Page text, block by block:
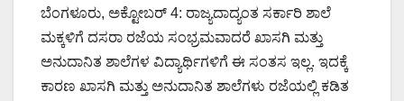
ಬೆಂಗಳೂರು, ಅಕ್ಟೋಬರ್ 4: ರಾಜ್ಯದಾದ್ಯಂತ ಸರ್ಕಾರಿ ಶಾಲೆ
ಮಕ್ಕಳಿಗೆ ದಸರಾ ರಜೆಯ ಸಂಭ್ರಮವಾದರೆ ಖಾಸಗಿ ಮತ್ತು
ಅನುದಾನಿತ ಶಾಲೆಗಳ ವಿದ್ಯಾರ್ಥಿಗಳಿಗೆ ಈ ಸಂತಸ ಇಲ್ಲ. ಇದಕ್ಕೆ
ಕಾರಣ ಖಾಸಗಿ ಮತ್ತು ಅನುದಾನಿತ ಶಾಲೆಗಳು ರಜೆಯಲ್ಲಿ ಕಡಿತ